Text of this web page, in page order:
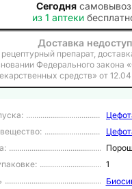
:
:
:
:
1
Сегоднясамовывоз
из 1 аптеки
Доставка
препарат,
Федерального закона
средств» от